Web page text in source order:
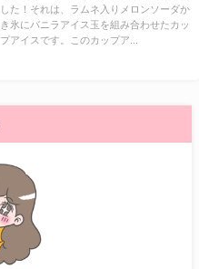
した！それは、ラムネ入りメロンソーダか
き氷にバニラアイス玉を組み合わせたカッ
プアイスです。このカップア...